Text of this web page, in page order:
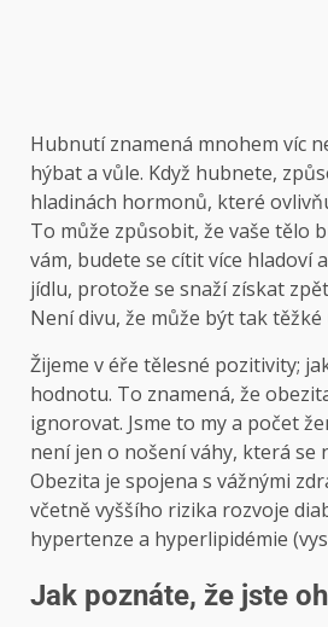
Hubnutí znamená mnohem víc
hýbat a vůle. Když hubnete,
hladinách hormonů, které
To může způsobit, že vaše tělo
vám, budete se cítit více hladoví
jídlu, protože se snaží získat
Není divu, že může být tak
Žijeme v éře tělesné pozitivity;
hodnotu. To znamená, že
ignorovat. Jsme to my a počet
není jen o nošení váhy, která se
Obezita je spojena s vážnými
včetně vyššího rizika rozvoje
hypertenze a hyperlipidémie
Jak poznáte, že jste